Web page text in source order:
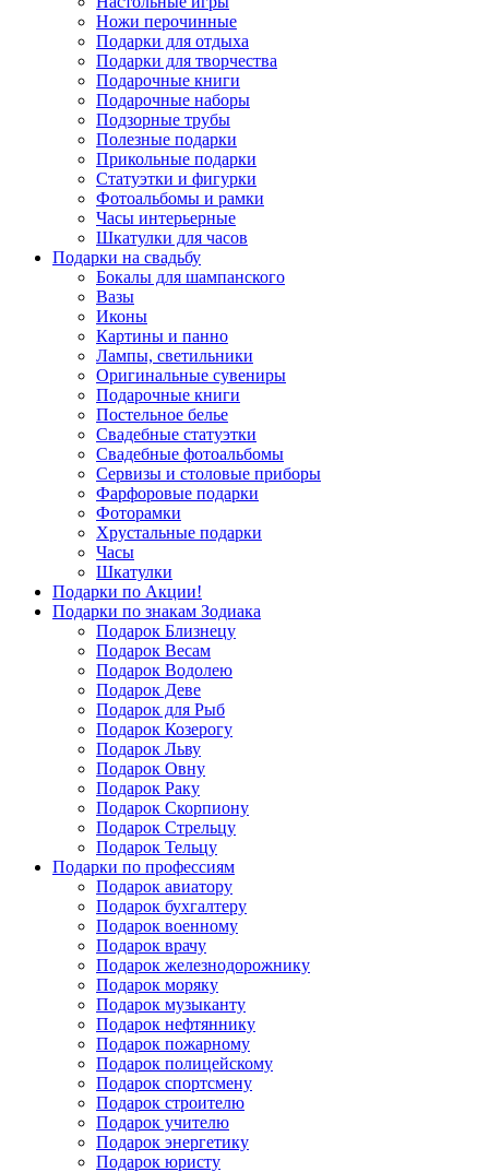
Ножи перочинные
Подарки для отдыха
Подарки для творчества
Подарочные книги
Подарочные наборы
Подзорные трубы
Полезные подарки
Прикольные подарки
Статуэтки и фигурки
Фотоальбомы и рамки
Часы интерьерные
Шкатулки для часов
Подарки на свадьбу
Бокалы для шампанского
Вазы
Иконы
Картины и панно
Лампы, светильники
Оригинальные сувениры
Подарочные книги
Постельное белье
Свадебные статуэтки
Свадебные фотоальбомы
Сервизы и столовые приборы
Фарфоровые подарки
Фоторамки
Хрустальные подарки
Часы
Шкатулки
Подарки по Акции!
Подарки по знакам Зодиака
Подарок Близнецу
Подарок Весам
Подарок Водолею
Подарок Деве
Подарок для Рыб
Подарок Козерогу
Подарок Льву
Подарок Овну
Подарок Раку
Подарок Скорпиону
Подарок Стрельцу
Подарок Тельцу
Подарки по профессиям
Подарок авиатору
Подарок бухгалтеру
Подарок военному
Подарок врачу
Подарок железнодорожнику
Подарок моряку
Подарок музыканту
Подарок нефтяннику
Подарок пожарному
Подарок полицейскому
Подарок спортсмену
Подарок строителю
Подарок учителю
Подарок энергетику
Подарок юристу